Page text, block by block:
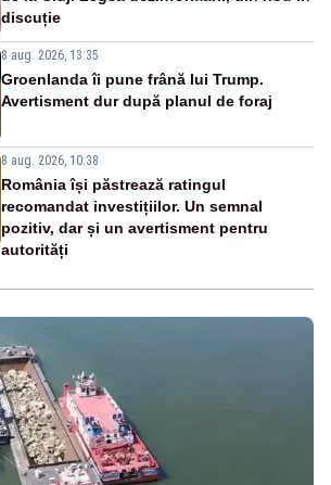
discuție
8 aug. 2026, 13:35
Groenlanda îi pune frână lui Trump.
Avertisment dur după planul de foraj
8 aug. 2026, 10:38
România își păstrează ratingul
recomandat investițiilor. Un semnal
pozitiv, dar și un avertisment pentru
autorități